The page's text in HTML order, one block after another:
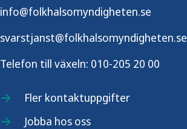
info@folkhalsomyndigheten.se
svarstjanst@folkhalsomyndigheten.se
Telefon till växeln: 010-205 20 00
Fler kontaktuppgifter
Jobba hos oss